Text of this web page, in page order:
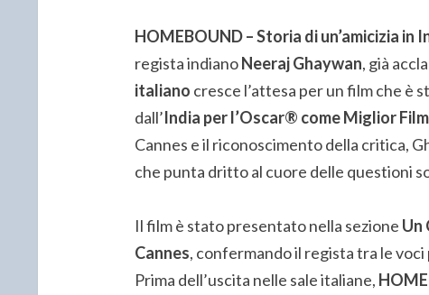
HOMEBOUND – Storia di un’amicizia in
regista indianoNeeraj Ghaywan, già
italiano cresce l’attesa per un film che è
dall’India per l’Oscar® come Miglior
Cannes e il riconoscimento della critica,
che punta dritto al cuore delle questioni
Il film è stato presentato nella sezione Un
Cannes, confermando il regista tra le
Prima dell’uscita nelle sale italiane,